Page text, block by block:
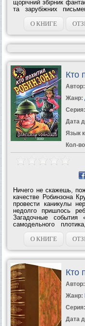
щорічний збірник
та зарубіжних
найрізноманітнішим
О КНИГЕ
Кто
Автор:
Жанр:
Серия:
Дата
Язык
Кол-
Ничего не скажешь,
качестве Робинзона
провести каникулы
недолго пришлось
Загадочные
самодельного
перепуганный
похитили прямо с
О КНИГЕ
Кто
Автор:
Жанр:
Серия:
Дата